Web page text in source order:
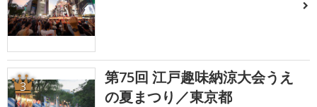
3
第75回 江戸趣味納涼大会うえ
の夏まつり／東京都